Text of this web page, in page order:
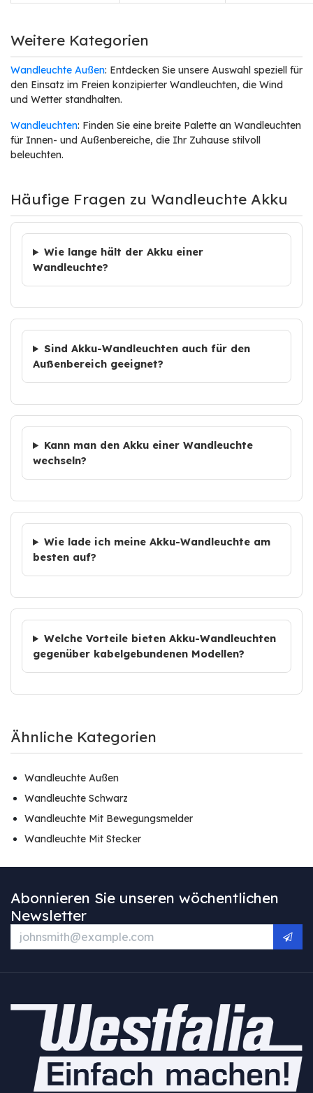
Weitere Kategorien
Wandleuchte Außen: Entdecken Sie unsere Auswahl speziell für
den Einsatz im Freien konzipierter Wandleuchten, die Wind
und Wetter standhalten.
Wandleuchten: Finden Sie eine breite Palette an Wandleuchten
für Innen- und Außenbereiche, die Ihr Zuhause stilvoll
beleuchten.
Häufige Fragen zu Wandleuchte Akku
Wie lange hält der Akku einer
Wandleuchte?
Sind Akku-Wandleuchten auch für den
Außenbereich geeignet?
Kann man den Akku einer Wandleuchte
wechseln?
Wie lade ich meine Akku-Wandleuchte am
besten auf?
Welche Vorteile bieten Akku-Wandleuchten
gegenüber kabelgebundenen Modellen?
Ähnliche Kategorien
Wandleuchte Außen
Wandleuchte Schwarz
Wandleuchte Mit Bewegungsmelder
Wandleuchte Mit Stecker
Abonnieren Sie unseren wöchentlichen
Newsletter